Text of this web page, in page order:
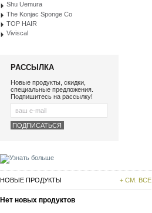
Shu Uemura
The Konjac Sponge Co
TOP HAIR
Viviscal
РАССЫЛКА
Новые продукты, скидки,
специальные предложения.
Подпишитесь на рассылку!
НОВЫЕ ПРОДУКТЫ + СМ. ВСЕ
Нет новых продуктов